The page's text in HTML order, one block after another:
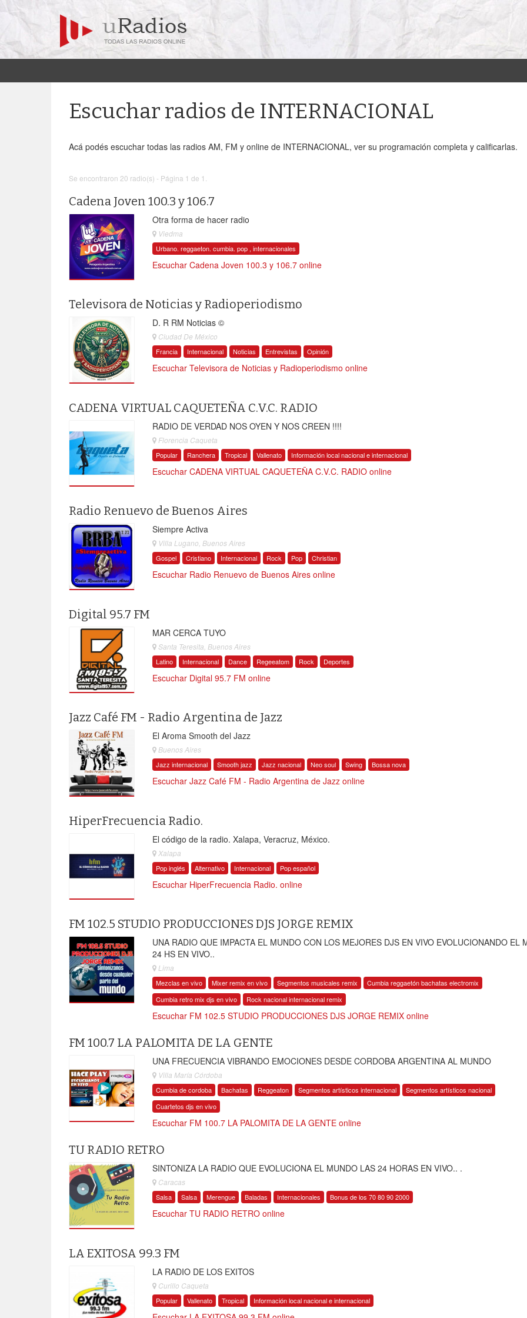
Escuchar radios de INTERNACIONAL
Acá podés escuchar todas las radios AM, FM y online de INTERNACIONAL, ver su programación completa y calificarlas.
Se encontraron 20 radio(s) - Página 1 de 1.
Cadena Joven 100.3 y 106.7
Otra forma de hacer radio
Viedma
Urbano. reggaeton. cumbia. pop , internacionales
Escuchar Cadena Joven 100.3 y 106.7 online
Televisora de Noticias y Radioperiodismo
D. R RM Noticias ©
Ciudad De México
Francia Internacional Noticias Entrevistas Opinión
Escuchar Televisora de Noticias y Radioperiodismo online
CADENA VIRTUAL CAQUETEÑA C.V.C. RADIO
RADIO DE VERDAD NOS OYEN Y NOS CREEN !!!!
Florencia Caqueta
Popular Ranchera Tropical Vallenato Información local nacional e internacional
Escuchar CADENA VIRTUAL CAQUETEÑA C.V.C. RADIO online
Radio Renuevo de Buenos Aires
Siempre Activa
Villa Lugano, Buenos Aires
Gospel Cristiano Internacional Rock Pop Christian
Escuchar Radio Renuevo de Buenos Aires online
Digital 95.7 FM
MAR CERCA TUYO
Santa Teresita, Buenos Aires
Latino Internacional Dance Regeeatom Rock Deportes
Escuchar Digital 95.7 FM online
Jazz Café FM - Radio Argentina de Jazz
El Aroma Smooth del Jazz
Buenos Aires
Jazz internacional Smooth jazz Jazz nacional Neo soul Swing Bossa nova
Escuchar Jazz Café FM - Radio Argentina de Jazz online
HiperFrecuencia Radio.
El código de la radio. Xalapa, Veracruz, México.
Xalapa
Pop inglés Alternativo Internacional Pop español
Escuchar HiperFrecuencia Radio. online
FM 102.5 STUDIO PRODUCCIONES DJS JORGE REMIX
UNA RADIO QUE IMPACTA EL MUNDO CON LOS MEJORES DJS EN VIVO EVOLUCIONANDO EL
24 HS EN VIVO..
Lima
Mezclas en vivo Mixer remix en vivo Segmentos musicales remix
Cumbia reggaetón bachatas electromix
Cumbia retro mix djs en vivo
Rock nacional internacional remix
Escuchar FM 102.5 STUDIO PRODUCCIONES DJS JORGE REMIX online
FM 100.7 LA PALOMITA DE LA GENTE
UNA FRECUENCIA VIBRANDO EMOCIONES DESDE CORDOBA ARGENTINA AL MUNDO
Villa María Córdoba
Cumbia de cordoba Bachatas Reggeaton Segmentos artísticos internacional
Segmentos artísticos nacional
Cuartetos djs en vivo
Escuchar FM 100.7 LA PALOMITA DE LA GENTE online
TU RADIO RETRO
SINTONIZA LA RADIO QUE EVOLUCIONA EL MUNDO LAS 24 HORAS EN VIVO.. .
Caracas
Salsa Salsa Merengue Baladas Internacionales Bonus de los 70 80 90 2000
Escuchar TU RADIO RETRO online
LA EXITOSA 99.3 FM
LA RADIO DE LOS EXITOS
Curillo Caqueta
Popular Vallenato Tropical Información local nacional e internacional